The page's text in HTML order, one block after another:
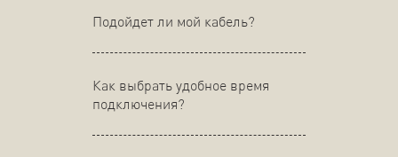
Подойдет ли мой кабель?
Как выбрать удобное время
подключения?